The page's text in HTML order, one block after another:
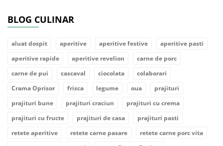
BLOG CULINAR
aluat dospit aperitive aperitive festive
aperitive pasti
aperitive rapide
aperitive revelion
carne de porc
carne de pui
cascaval ciocolata
colaborari
Crama Oprisor
frisca legume oua
prajituri
prajituri bune
prajituri craciun
prajituri cu crema
prajituri cu fructe
prajituri de casa
prajituri pasti
retete aperitive
retete carne pasare
retete carne porc vita